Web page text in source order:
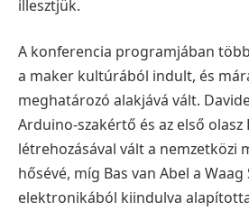
illesztjük.
A konferencia programjában
a maker kultúrából indult, és
meghatározó alakjává vált.
Arduino-szakértő és az első olasz
létrehozásával vált a nemzetközi
hősévé, míg Bas van Abel a
elektronikából kiindulva